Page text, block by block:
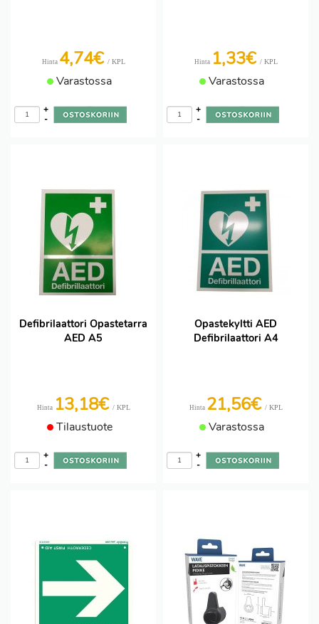
Hinta 4,74€ / KPL
Varastossa
-
+
Hinta 1,33€ / KPL
Varastossa
-
+
Defibrilaattori Opastetarra
AED A5
Hinta 13,18€ / KPL
Tilaustuote
-
+
Opastekyltti AED
Defibrilaattori A4
Hinta 21,56€ / KPL
Varastossa
-
+